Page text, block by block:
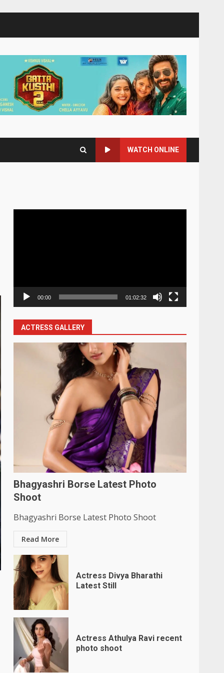
WATCH ONLINE
00:00 01:02:32
ACTRESS GALLERY
Bhagyashri Borse Latest Photo
Shoot
Bhagyashri Borse Latest Photo Shoot
Read More
Actress Divya Bharathi
Latest Still
Actress Athulya Ravi recent
photo shoot